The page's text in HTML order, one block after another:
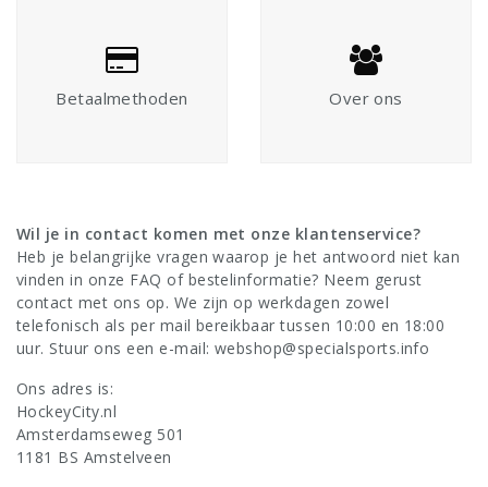
Betaalmethoden Over ons
Wil je in contact komen met onze klantenservice?
Heb je belangrijke vragen waarop je het antwoord niet kan
vinden in onze FAQ of bestelinformatie? Neem gerust
contact met ons op. We zijn op werkdagen zowel
telefonisch als per mail bereikbaar tussen 10:00 en 18:00
uur. Stuur ons een e-mail: webshop@specialsports.info
Ons adres is:
HockeyCity.nl
Amsterdamseweg 501
1181 BS Amstelveen